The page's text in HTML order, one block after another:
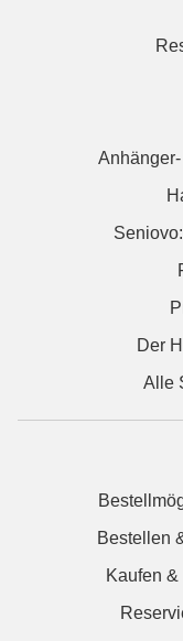
Der
Alle
Bestellen
Kaufen